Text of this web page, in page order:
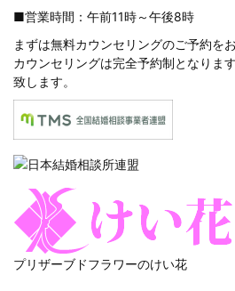
■営業時間：午前11時～午後8時
まずは無料カウンセリングのご予約を
カウンセリングは完全予約制となりま
致します。
プリザーブドフラワーのけい花